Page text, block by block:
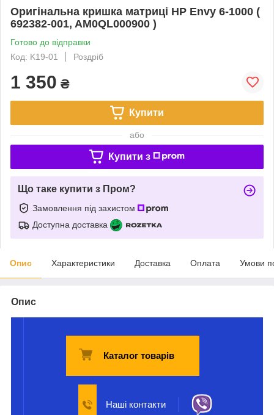
Оригінальна кришка матриці HP Envy 6-1000 (
692382-001, AM0QL000900 )
Готово до відправки
Код: K19-01
Роздріб
1 350 ₴
Купити
або
Купити з
Що таке купити з Пром?
Замовлення під захистом
Доступна доставка
Опис Характеристики Доставка Оплата Умови
Опис
Каталог товарів
Наші контакти